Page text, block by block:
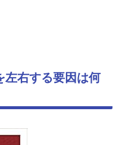
左右する要因は何